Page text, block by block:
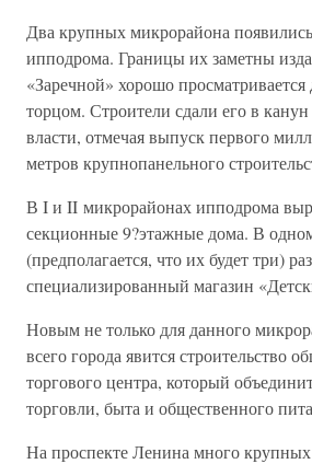
Два крупных микрорайона
ипподрома. Границы их заметны
«Заречной» хорошо
торцом. Строители сдали его в
власти, отмечая выпуск первого
метров крупнопанельного
В I и II микрорайонах ипподрома
секционные 9?этажные дома. В
(предполагается, что их будет три)
специализированный магазин
Новым не только для данного
всего города явится строительство
торгового центра, который
торговли, быта и общественного
На проспекте Ленина много